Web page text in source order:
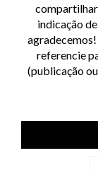
compartilhar
indicação
referencie
(publicação